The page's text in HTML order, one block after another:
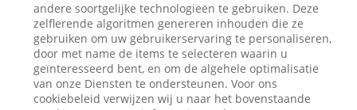
andere soortgelijke technologieën te gebruiken. Deze
zelflerende algoritmen genereren inhouden die ze
gebruiken om uw gebruikerservaring te personaliseren,
door met name de items te selecteren waarin u
geïnteresseerd bent, en om de algehele optimalisatie
van onze Diensten te ondersteunen. Voor ons
cookiebeleid verwijzen wij u naar het bovenstaande